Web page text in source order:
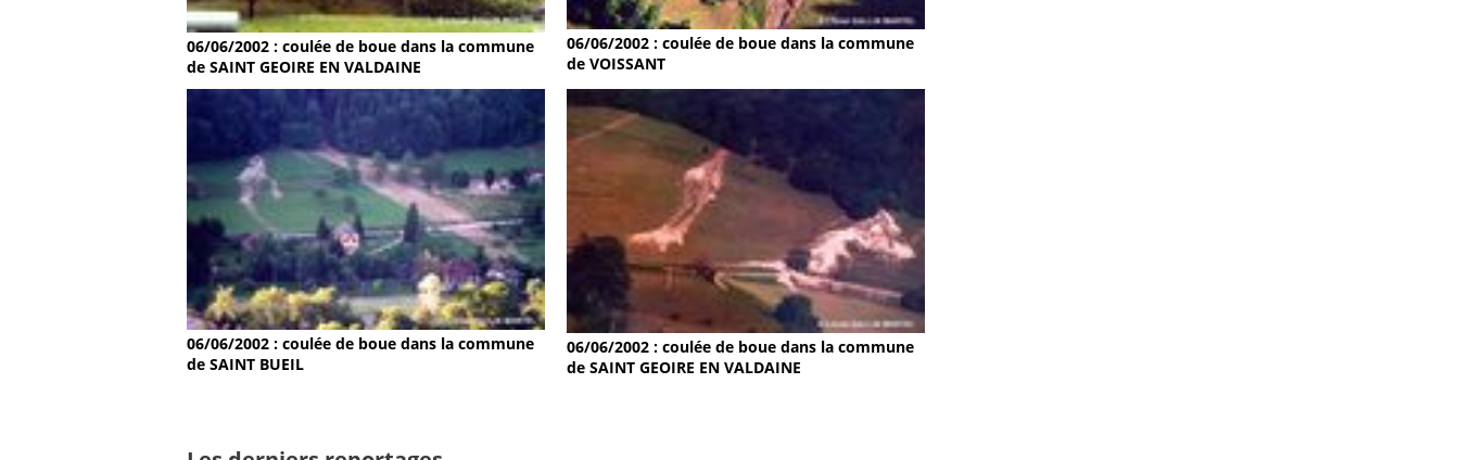
06/06/2002 : coulée de boue dans la commune
de SAINT GEOIRE EN VALDAINE
06/06/2002 : coulée de boue dans la commune
de VOISSANT
06/06/2002 : coulée de boue dans la commune
de SAINT BUEIL
06/06/2002 : coulée de boue dans la commune
de SAINT GEOIRE EN VALDAINE